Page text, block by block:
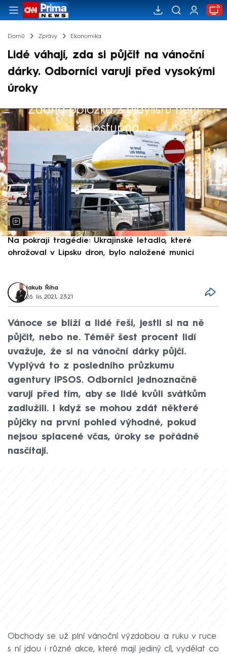
Domů Zprávy Ekonomika
Lidé váhají, zda si půjčit na vánoční
dárky. Odborníci varují před vysokými
úroky
Žádná položka z playlistu není
dostupná.
Výběr redakce
Na pokraji tragédie: Ukrajinské letadlo, které
ohrožoval v Lipsku dron, bylo naložené municí
Jakub Říha
26. lis 2021, 23:21
Vánoce se blíží a lidé řeší, jestli si na ně
půjčit, nebo ne. Téměř šest procent lidí
uvažuje, že si na vánoční dárky půjčí.
Vyplývá to z posledního průzkumu
agentury IPSOS. Odborníci jednoznačně
varují před tím, aby se lidé kvůli svátkům
zadlužili. I když se mohou zdát některé
půjčky na první pohled výhodné, pokud
nejsou splacené včas, úroky se pořádně
nasčítají.
Obchody se už plní vánoční výzdobou a ruku v ruce
s ní jdou i různé akce, které mají jediný cíl, vydělat co